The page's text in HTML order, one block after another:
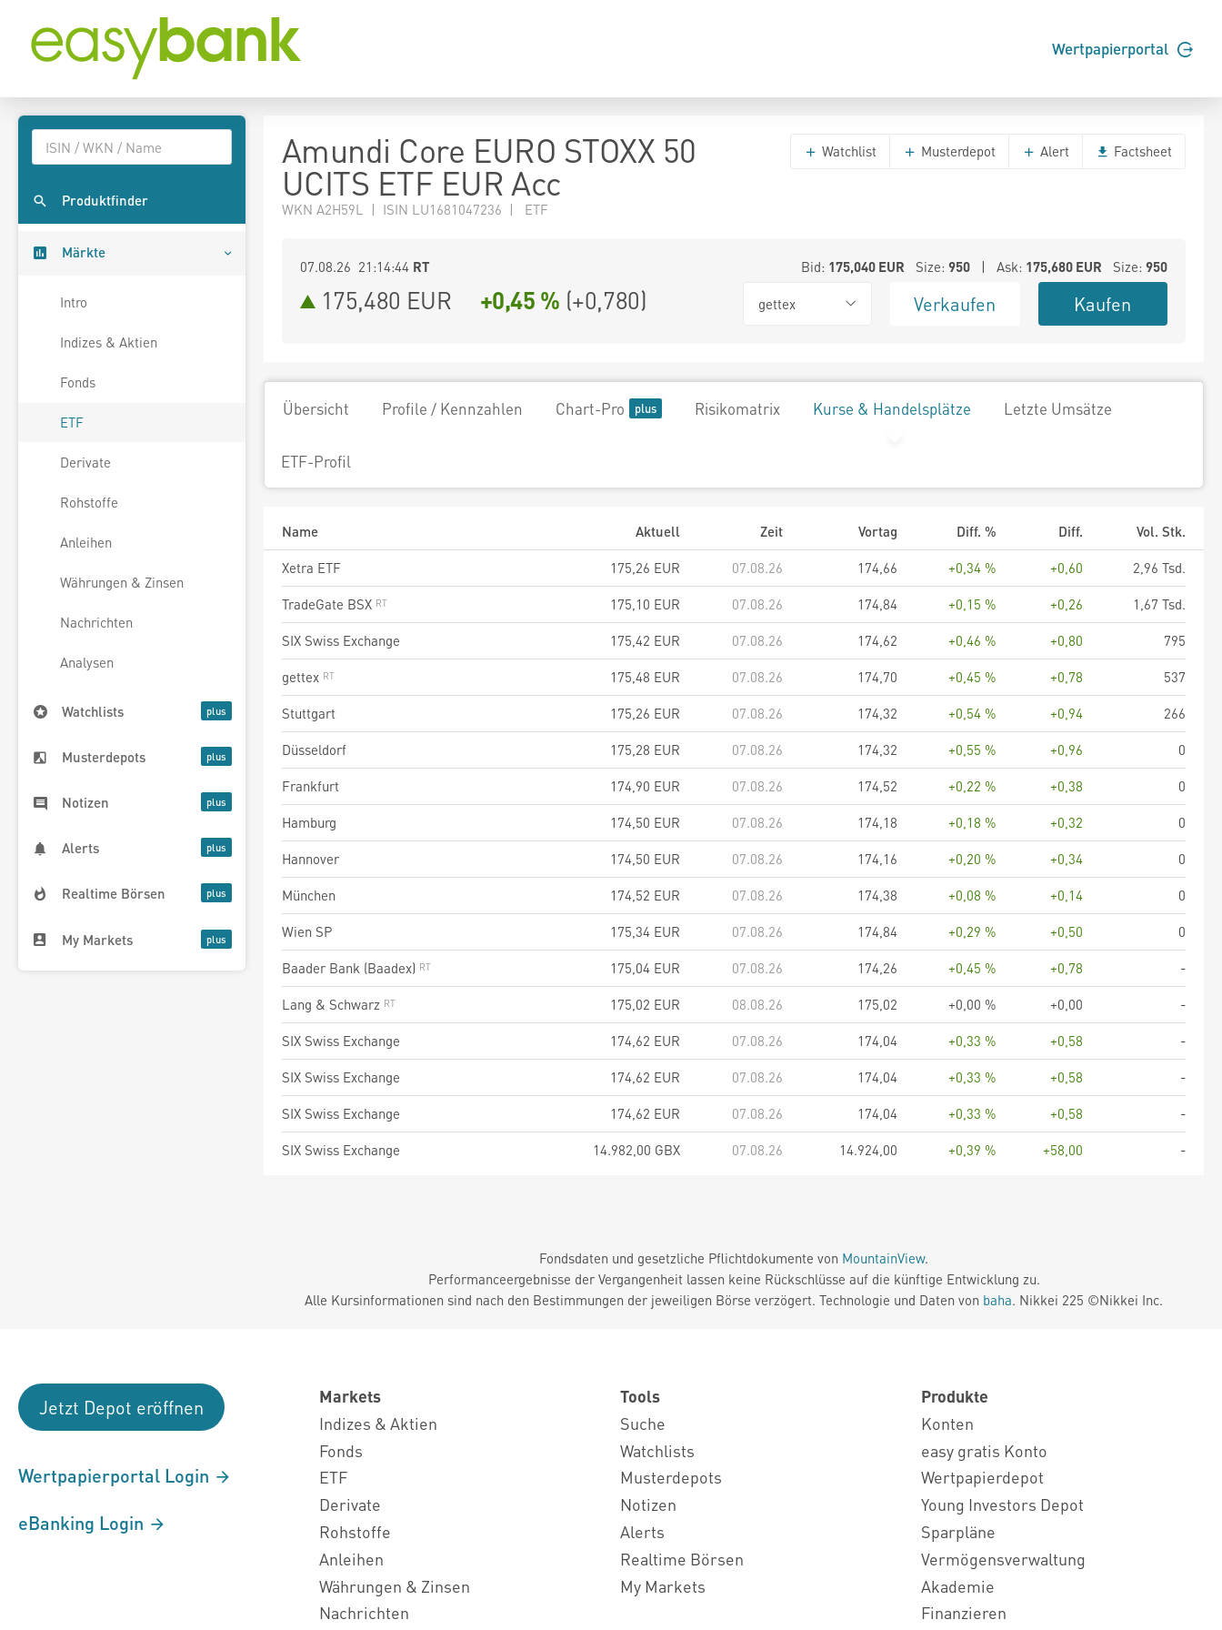
Wertpapierportal
Produktfinder
Märkte
Intro
Indizes & Aktien
Fonds
ETF
Derivate
Rohstoffe
Anleihen
Währungen & Zinsen
Nachrichten
Analysen
Watchlists
Musterdepots
Notizen
Alerts
Realtime Börsen
My Markets
Amundi Core EURO STOXX 50
UCITS ETF EUR Acc
WKN A2H59L | ISIN LU1681047236 | ETF
Watchlist Musterdepot Alert Factsheet
07.08.26 21:14:44 RT Bid: 175,040EUR Size: 950| Ask: 175,680EUR Size: 950
175,480 EUR +0,45 % (+0,780) gettex Verkaufen Kaufen
Übersicht Profile / Kennzahlen Chart-Pro Risikomatrix Kurse & Handelsplätze Letzte Umsätze
ETF-Profil
Name Aktuell Zeit Vortag Diff. % Diff.
Vol. Stk.
Xetra ETF
175,26 EUR 07.08.26 174,66 +0,34 % +0,60
2,96 Tsd.
TradeGate BSX
175,10 EUR 07.08.26 174,84 +0,15 % +0,26
1,67 Tsd.
SIX Swiss Exchange
175,42 EUR 07.08.26 174,62 +0,46 % +0,80
795
gettex
175,48 EUR 07.08.26 174,70 +0,45 % +0,78
537
Stuttgart
175,26 EUR 07.08.26 174,32 +0,54 % +0,94
266
Düsseldorf
175,28 EUR 07.08.26 174,32 +0,55 % +0,96
0
Frankfurt
174,90 EUR 07.08.26 174,52 +0,22 % +0,38
0
Hamburg
174,50 EUR 07.08.26 174,18 +0,18 % +0,32
0
Hannover
174,50 EUR 07.08.26 174,16 +0,20 % +0,34
0
München
174,52 EUR 07.08.26 174,38 +0,08 % +0,14
0
Wien SP
175,34 EUR 07.08.26 174,84 +0,29 % +0,50
0
Baader Bank (Baadex)
175,04 EUR 07.08.26 174,26 +0,45 % +0,78
-
Lang & Schwarz
175,02 EUR 08.08.26 175,02 +0,00 % +0,00
-
SIX Swiss Exchange
174,62 EUR 07.08.26 174,04 +0,33 % +0,58
-
SIX Swiss Exchange
174,62 EUR 07.08.26 174,04 +0,33 % +0,58
-
SIX Swiss Exchange
174,62 EUR 07.08.26 174,04 +0,33 % +0,58
-
SIX Swiss Exchange
14.982,00 GBX 07.08.26 14.924,00 +0,39 % +58,00 -
Fondsdaten und gesetzliche Pflichtdokumente von MountainView.
Performanceergebnisse der Vergangenheit lassen keine Rückschlüsse auf die künftige Entwicklung zu.
Alle Kursinformationen sind nach den Bestimmungen der jeweiligen Börse verzögert. Technologie und Daten von baha. Nikkei 225 ©Nikkei Inc.
Jetzt Depot eröffnen
Wertpapierportal Login
eBanking Login
Markets
Indizes & Aktien
Fonds
ETF
Derivate
Rohstoffe
Anleihen
Währungen & Zinsen
Nachrichten
Tools
Suche
Watchlists
Musterdepots
Notizen
Alerts
Realtime Börsen
My Markets
Produkte
Konten
easy gratis Konto
Wertpapierdepot
Young Investors Depot
Sparpläne
Vermögensverwaltung
Akademie
Finanzieren